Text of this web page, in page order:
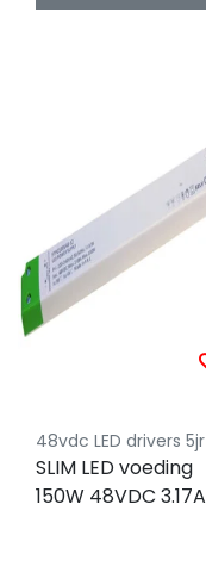
SLIM LED voeding
150W 48VDC 3.17A